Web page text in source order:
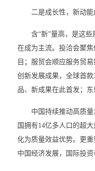
二是成长性，新动能
含“新”量高，是这
在成为主流。投洽会聚
目；服贸会顺应服务贸
创新发展成果，全球首
品、新成果在此首发；
中国持续推动高质
国拥有14亿多人口的超
化为质量效益优势。更
中国经济发展，国际投